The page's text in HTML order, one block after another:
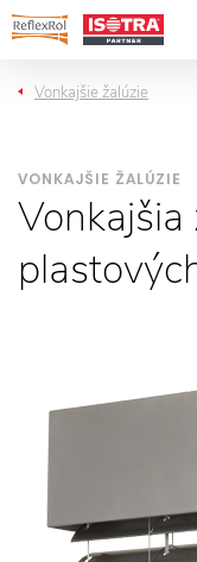
Vonkajšie žalúzie
VONKAJŠIE ŽALÚZIE